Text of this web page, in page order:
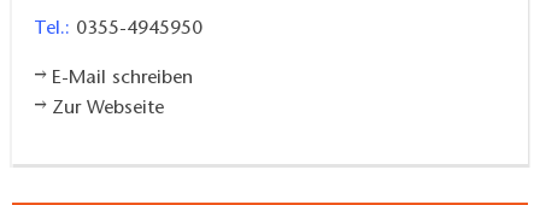
Tel.: 0355-4945950
E-Mail schreiben
Zur Webseite